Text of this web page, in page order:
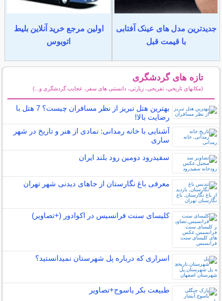
جدیدترین مدل های عینک آفتابی
با قیمت قبل
اولین مرجع خرید آنلاین بلیط
اتوبوس
تازه های گردشگری
(مكانهاي تاريخي، تفریحی، زيارتي، دانستنی های سفر، عجایب گردشگری و...)
بهترین هتل تبریز از نظر مسافران چیست؟ 7 هتل با
رضایت بالا!
آشنایی با خانه رمدانی: نمادی از هنر و تاریخ در شهر
ساری
سفیدرود دومین رود بلند ایران
معرفی باغ نگارستان از جاهای دیدنی شهر تهران
کلیسای سنت فرانسیس در اکوادور (+تصاویر)
اسراری که درباره پل شهرستان نمیدانستید؟
طبیعت بکر یاسوج+تصاویر